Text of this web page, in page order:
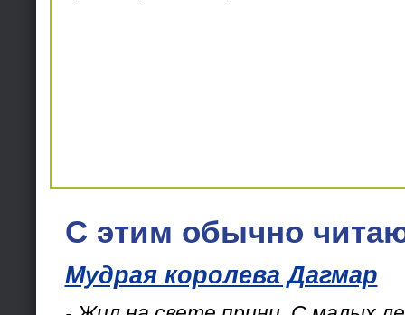
С этим обычно
Мудрая королева Дагмар